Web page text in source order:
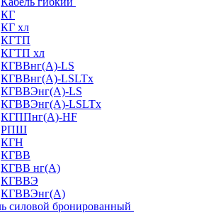
КГ
КГ хл
КГТП
КГТП хл
КГВВнг(А)-LS
КГВВнг(А)-LSLTx
КГВВЭнг(А)-LS
КГВВЭнг(А)-LSLTx
КГППнг(А)-HF
РПШ
КГН
КГВВ
КГВВ нг(А)
КГВВЭ
КГВВЭнг(А)
силовой бронированный